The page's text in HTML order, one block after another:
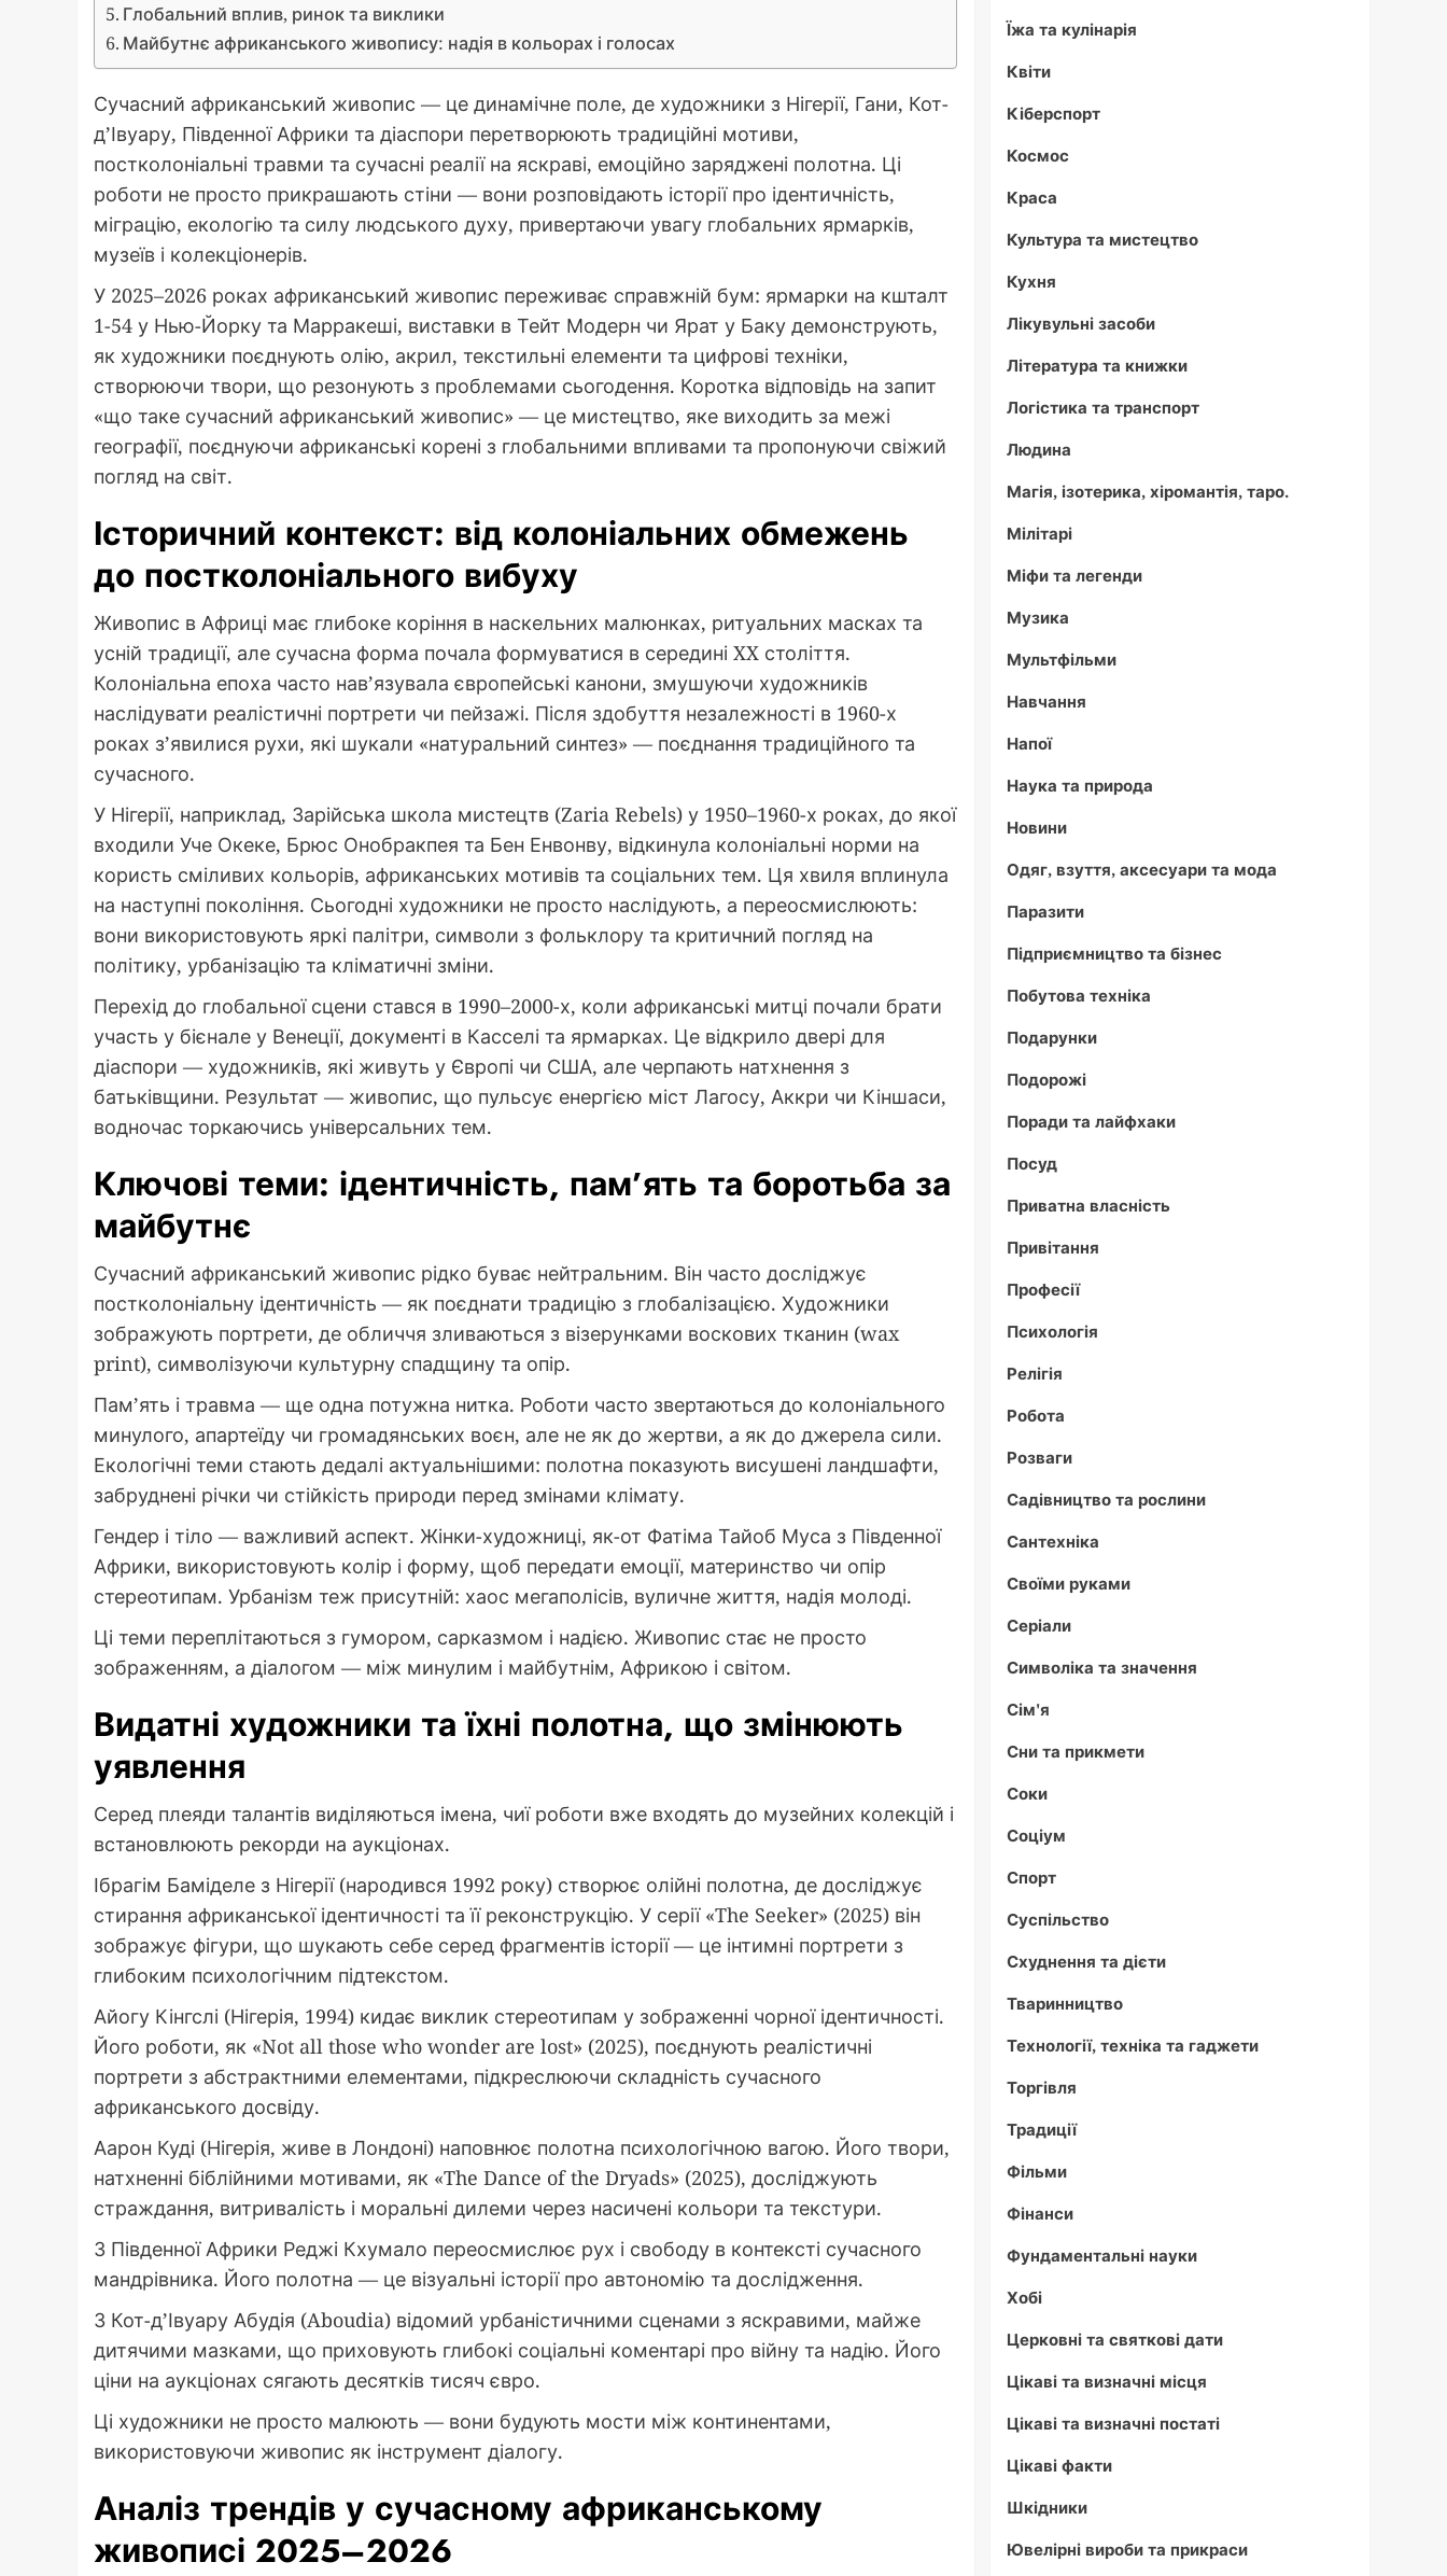
Глобальний вплив, ринок та виклики
Майбутнє африканського живопису: надія в кольорах і голосах
Сучасний африканський живопис — це динамічне поле, де художники з Нігерії, Гани, Кот-
д’Івуару, Південної Африки та діаспори перетворюють традиційні мотиви,
постколоніальні травми та сучасні реалії на яскраві, емоційно заряджені полотна. Ці
роботи не просто прикрашають стіни — вони розповідають історії про ідентичність,
міграцію, екологію та силу людського духу, привертаючи увагу глобальних ярмарків,
музеїв і колекціонерів.
У 2025–2026 роках африканський живопис переживає справжній бум: ярмарки на кшталт
1-54 у Нью-Йорку та Марракеші, виставки в Тейт Модерн чи Ярат у Баку демонструють,
як художники поєднують олію, акрил, текстильні елементи та цифрові техніки,
створюючи твори, що резонують з проблемами сьогодення. Коротка відповідь на запит
«що таке сучасний африканський живопис» — це мистецтво, яке виходить за межі
географії, поєднуючи африканські корені з глобальними впливами та пропонуючи свіжий
погляд на світ.
Історичний контекст: від колоніальних обмежень
до постколоніального вибуху
Живопис в Африці має глибоке коріння в наскельних малюнках, ритуальних масках та
усній традиції, але сучасна форма почала формуватися в середині XX століття.
Колоніальна епоха часто нав’язувала європейські канони, змушуючи художників
наслідувати реалістичні портрети чи пейзажі. Після здобуття незалежності в 1960-х
роках з’явилися рухи, які шукали «натуральний синтез» — поєднання традиційного та
сучасного.
У Нігерії, наприклад, Зарійська школа мистецтв (Zaria Rebels) у 1950–1960-х роках, до якої
входили Уче Океке, Брюс Онобракпея та Бен Енвонву, відкинула колоніальні норми на
користь сміливих кольорів, африканських мотивів та соціальних тем. Ця хвиля вплинула
на наступні покоління. Сьогодні художники не просто наслідують, а переосмислюють:
вони використовують яркі палітри, символи з фольклору та критичний погляд на
політику, урбанізацію та кліматичні зміни.
Перехід до глобальної сцени стався в 1990–2000-х, коли африканські митці почали брати
участь у бієнале у Венеції, документі в Касселі та ярмарках. Це відкрило двері для
діаспори — художників, які живуть у Європі чи США, але черпають натхнення з
батьківщини. Результат — живопис, що пульсує енергією міст Лагосу, Аккри чи Кіншаси,
водночас торкаючись універсальних тем.
Ключові теми: ідентичність, пам’ять та боротьба за
майбутнє
Сучасний африканський живопис рідко буває нейтральним. Він часто досліджує
постколоніальну ідентичність — як поєднати традицію з глобалізацією. Художники
зображують портрети, де обличчя зливаються з візерунками воскових тканин (wax
print), символізуючи культурну спадщину та опір.
Пам’ять і травма — ще одна потужна нитка. Роботи часто звертаються до колоніального
минулого, апартеїду чи громадянських воєн, але не як до жертви, а як до джерела сили.
Екологічні теми стають дедалі актуальнішими: полотна показують висушені ландшафти,
забруднені річки чи стійкість природи перед змінами клімату.
Гендер і тіло — важливий аспект. Жінки-художниці, як-от Фатіма Тайоб Муса з Південної
Африки, використовують колір і форму, щоб передати емоції, материнство чи опір
стереотипам. Урбанізм теж присутній: хаос мегаполісів, вуличне життя, надія молоді.
Ці теми переплітаються з гумором, сарказмом і надією. Живопис стає не просто
зображенням, а діалогом — між минулим і майбутнім, Африкою і світом.
Видатні художники та їхні полотна, що змінюють
уявлення
Серед плеяди талантів виділяються імена, чиї роботи вже входять до музейних колекцій і
встановлюють рекорди на аукціонах.
Ібрагім Баміделе з Нігерії (народився 1992 року) створює олійні полотна, де досліджує
стирання африканської ідентичності та її реконструкцію. У серії «The Seeker» (2025) він
зображує фігури, що шукають себе серед фрагментів історії — це інтимні портрети з
глибоким психологічним підтекстом.
Айогу Кінгслі (Нігерія, 1994) кидає виклик стереотипам у зображенні чорної ідентичності.
Його роботи, як «Not all those who wonder are lost» (2025), поєднують реалістичні
портрети з абстрактними елементами, підкреслюючи складність сучасного
африканського досвіду.
Аарон Куді (Нігерія, живе в Лондоні) наповнює полотна психологічною вагою. Його твори,
натхненні біблійними мотивами, як «The Dance of the Dryads» (2025), досліджують
страждання, витривалість і моральні дилеми через насичені кольори та текстури.
З Південної Африки Реджі Кхумало переосмислює рух і свободу в контексті сучасного
мандрівника. Його полотна — це візуальні історії про автономію та дослідження.
З Кот-д’Івуару Абудія (Aboudia) відомий урбаністичними сценами з яскравими, майже
дитячими мазками, що приховують глибокі соціальні коментарі про війну та надію. Його
ціни на аукціонах сягають десятків тисяч євро.
Ці художники не просто малюють — вони будують мости між континентами,
використовуючи живопис як інструмент діалогу.
Аналіз трендів у сучасному африканському
живописі 2025–2026
Їжа та кулінарія
Квіти
Кіберспорт
Космос
Краса
Культура та мистецтво
Кухня
Лікувульні засоби
Література та книжки
Логістика та транспорт
Людина
Магія, ізотерика, хіромантія, таро.
Мілітарі
Міфи та легенди
Музика
Мультфільми
Навчання
Напої
Наука та природа
Новини
Одяг, взуття, аксесуари та мода
Паразити
Підприємництво та бізнес
Побутова техніка
Подарунки
Подорожі
Поради та лайфхаки
Посуд
Приватна власність
Привітання
Професії
Психологія
Релігія
Робота
Розваги
Садівництво та рослини
Сантехніка
Своїми руками
Серіали
Символіка та значення
Сім'я
Сни та прикмети
Соки
Соціум
Спорт
Суспільство
Схуднення та дієти
Тваринництво
Технології, техніка та гаджети
Торгівля
Традиції
Фільми
Фінанси
Фундаментальні науки
Хобі
Церковні та святкові дати
Цікаві та визначні місця
Цікаві та визначні постаті
Цікаві факти
Шкідники
Ювелірні вироби та прикраси